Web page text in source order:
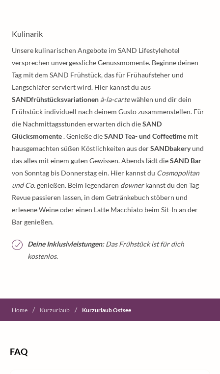
Kulinarik
Unsere kulinarischen Angebote im SAND Lifestylehotel
versprechen unvergessliche Genussmomente. Beginne deinen
Tag mit dem SAND Frühstück, das für Frühaufsteher und
Langschläfer serviert wird. Hier kannst du aus
SANDfrühstücksvariationen à-la-cartewählen und dir dein
Frühstück individuell nach deinem Gusto zusammenstellen. Für
die Nachmittagsstunden erwarten dich dieSAND
Glücksmomente. Genieße dieSAND Tea- und Coffeetime mit
hausgemachten süßen Köstlichkeiten aus derSANDbakeryund
das alles mit einem guten Gewissen. Abends lädt dieSAND Bar
von Sonntag bis Donnerstag ein. Hier kannst du Cosmopolitan
und Co.genießen. Beim legendären downerkannst du den Tag
Revue passieren lassen, in dem Getränkebuch stöbern und
erlesene Weine oder einen Latte Macchiato beim Sit-In an der
Bar genießen.
Deine Inklusivleistungen:Das Frühstück ist für dich
kostenlos.
Home / Kurzurlaub / Kurzurlaub Ostsee
FAQ